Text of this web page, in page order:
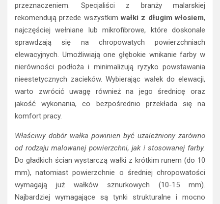
przeznaczeniem. Specjaliści z branży malarskiej
rekomendują przede wszystkimwałki z długim włosiem,
najczęściej wełniane lub mikrofibrowe, które doskonale
sprawdzają się na chropowatych powierzchniach
elewacyjnych. Umożliwiają one głębokie wnikanie farby w
nierówności podłoża i minimalizują ryzyko powstawania
nieestetycznych zacieków. Wybierając wałek do elewacji,
warto zwrócić uwagę również na jego średnicę oraz
jakość wykonania, co bezpośrednio przekłada się na
komfort pracy.
Właściwy dobór wałka powinien być uzależniony zarówno
od rodzaju malowanej powierzchni, jak i stosowanej farby.
Do gładkich ścian wystarczą wałki z krótkim runem (do 10
mm), natomiast powierzchnie o średniej chropowatości
wymagają już wałków sznurkowych (10-15 mm).
Najbardziej wymagające są tynki strukturalne i mocno